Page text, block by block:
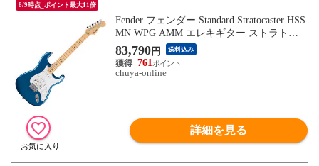
8/9時点_ポイント最大11倍
Fender フェンダー Standard Stratocaster HSS
MN WPG AMM エレキギター ストラトキ
ャスター
83,790円 送料込み
761
chuya-online
詳細を見る